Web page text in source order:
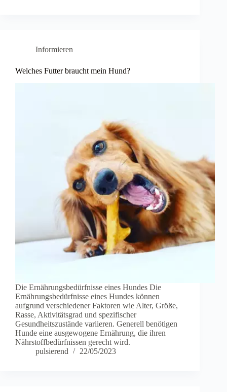
Informieren
Welches Futter braucht mein Hund?
Die Ernährungsbedürfnisse eines Hundes Die
Ernährungsbedürfnisse eines Hundes können
aufgrund verschiedener Faktoren wie Alter, Größe,
Rasse, Aktivitätsgrad und spezifischer
Gesundheitszustände variieren. Generell benötigen
Hunde eine ausgewogene Ernährung, die ihren
Nährstoffbedürfnissen gerecht wird.
pulsierend
22/05/2023